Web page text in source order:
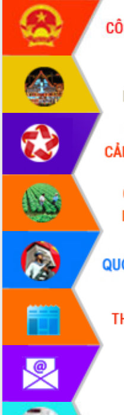
nhanh tiến độ các dự án trọng điểm
trong Khu kinh tế Nam Phú Yên
Hòn Yến phát triển du lịch gắn với bảo
tồn biển
Lấy ý kiến điều chỉnh Quy hoạch tỉnh
Đắk Lắk thời kỳ 2021-2030, tầm nhìn
đến năm 2050
Phát động chiến dịch 30 ngày đêm
giải phóng mặt bằng Tuyến đường bộ
Đắk Lắk nỗ lực thúc đẩy tăng trưởng
kinh tế từ 10% trở lên trong Quý
II/2026
Đắk Lắk ký kết thỏa thuận hợp tác về
chuyển đổi số giai đoạn 2026 – 2030
với Tập đoàn Bưu chính Viễn thông
Việt Nam
Thứ trưởng Bộ Y tế làm việc với tỉnh
Đắk Lắk về phát triển nhân lực y tế
cho trạm y tế cấp xã
Du lịch Đắk Lắk nâng tầm trải nghiệm
du khách thông qua Hệ thống cơ sở dữ
liệu và Bản đồ số
Tập huấn ứng dụng trí tuệ nhân tạo (AI)
trong thương mại điện tử năm 2026
Đoàn đại biểu Quốc hội tỉnh Đắk Lắk
trao đổi thông tin trước Kỳ họp thứ
Quyết liệt cải cách hành chính, khơi
thông nguồn lực phát triển
Nâng cao hiệu lực, hiệu quả HĐND
tỉnh thông qua hiện đại hóa hành chính